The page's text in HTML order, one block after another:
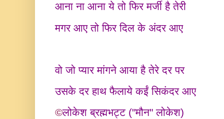
आना ना आना ये तो फिर मर्जी है तेरी
मगर आए तो फिर दिल के अंदर आए
वो जो प्यार मांगने आया है तेरे दर पर
उसके दर हाथ फैलाये कईं सिकंदर आए
©लोकेश ब्रह्मभट्ट ("मौन" लोकेश)